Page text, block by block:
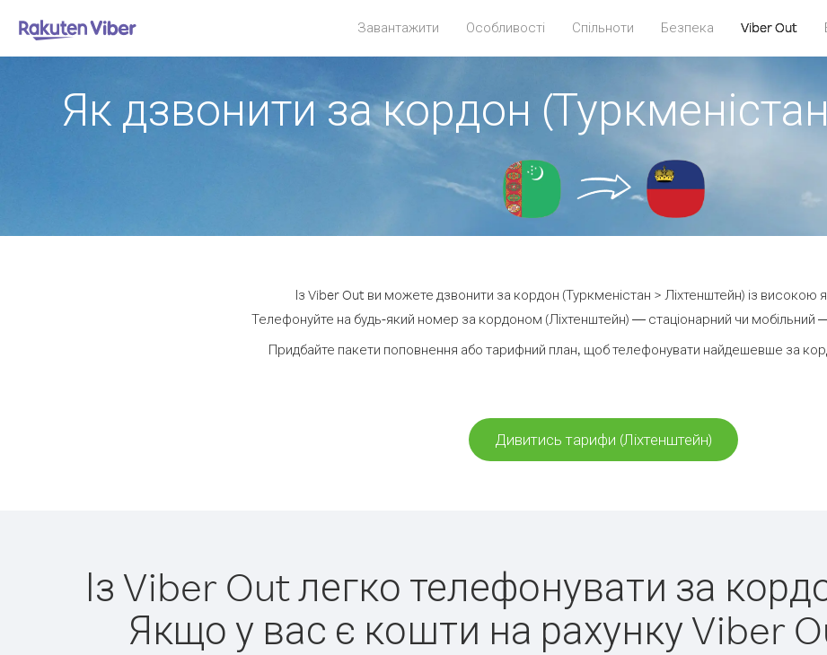
Завантажити Особливості Спільноти Безпека Viber Out
Як дзвонити за кордон
Із Viber Out ви можете дзвонити за кордон (Туркменістан > Ліхтенштейн) із високою
Телефонуйте на будь-який номер за кордоном (Ліхтенштейн) — стаціонарний чи мобільний
Придбайте пакети поповнення або тарифний план, щоб телефонувати найдешевше за
Дивитись тарифи (Ліхтенштейн)
Із Viber Out легко телефонувати за
Якщо у вас є кошти на рахунку Viber